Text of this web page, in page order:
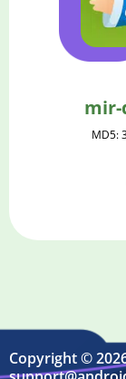
mir-
MD5:
Copyright ©